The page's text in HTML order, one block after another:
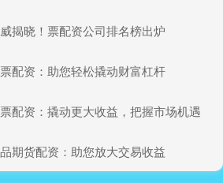
揭晓！票配资公司排名榜出炉
配资：助您轻松撬动财富杠杆
配资：撬动更大收益，把握市场机遇
期货配资：助您放大交易收益